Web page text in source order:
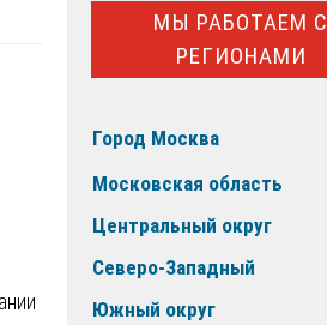
МЫ РАБОТАЕМ С
РЕГИОНАМИ
Город Москва
Московская область
Центральный округ
Северо-Западный
Южный округ